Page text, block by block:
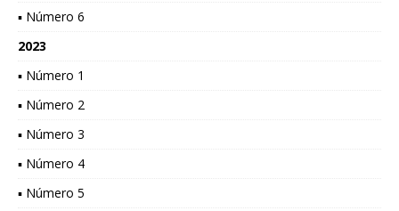
▪ Número 6
2023
▪ Número 1
▪ Número 2
▪ Número 3
▪ Número 4
▪ Número 5